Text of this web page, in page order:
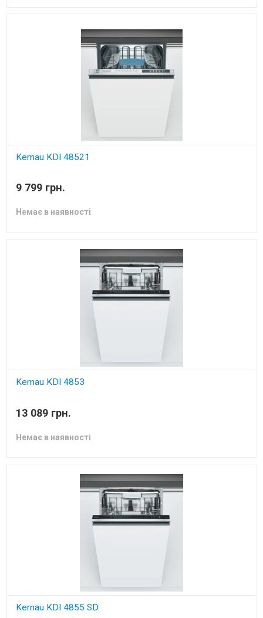
Kernau KDI 48521
9 799 грн.
Немає в наявності
Kernau KDI 4853
13 089 грн.
Немає в наявності
Kernau KDI 4855 SD